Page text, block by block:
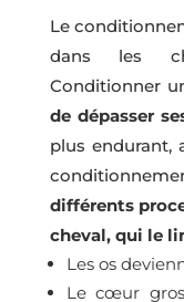
Le
dans les
Conditionner
de dépasser
plus endurant,
différents
cheval, qui le
Les os
Le cœur